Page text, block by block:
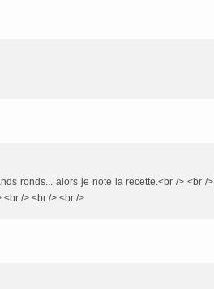
ronds... alors je note la recette.<br /> <br />
/> <br /> <br />